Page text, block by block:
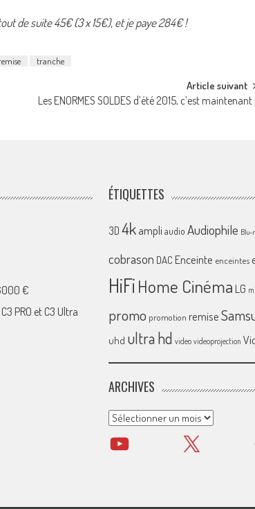
de suite 45€ (3 x 15€), et je paye 284€ !
tranche
Article suivant
Les ENORMES SOLDES d’été 2015, c’est maintenant
€
PRO et C3 Ultra
ÉTIQUETTES
3D 4k ampliaudio Audiophile Blu-
cobrason DAC Enceinte enceintes
HiFiHome Cinéma LG
promo promotion remise
uhd ultra hd video videoprojection
ARCHIVES
Archives
YouTube X